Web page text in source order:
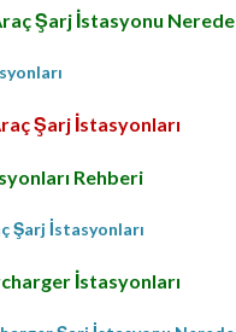
Şarj İstasyonu Nerede
Şarj İstasyonları
Rehberi
Şarj İstasyonları
İstasyonları